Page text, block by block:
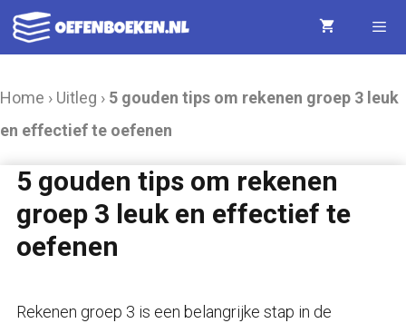
Ga
naar
Home › Uitleg › 5 gouden tips om rekenen groep 3 leuk
en effectief te oefenen
5 gouden tips om rekenen
groep 3 leuk en effectief te
oefenen
Rekenen groep 3 is een belangrijke stap in de